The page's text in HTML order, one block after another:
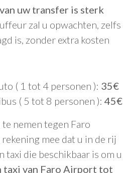
uw transfer is sterk
zal u opwachten, zelfs
is, zonder extra kosten
( 1 tot 4 personen ): 35€
( 5 tot 8 personen ): 45€
nemen tegen Faro
mee dat u in de rij
taxi die beschikbaar is om u
taxi van Faro Airport tot